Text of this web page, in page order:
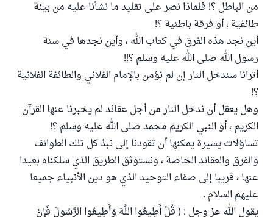
من الباطل ؟! فلماذا نصر على تقليد ما نشأنا عليه من بيئة
طائفية ، أو فرقة باطنية ؟!
أين نجد هذه الفرق في كتاب الله ، وأين نجدها في سنة
رسول الله صلى الله عليه وسلم ؟!!
أترانا سندخل النار إن لم نؤمن بالإمام الفلاني والطائفة الفلانية
؟!
وهل يعقل أن ندخل النار من أجل عقائد لم يخبرنا عنها القرآن
الكريم ، أو النبي الكريم محمد صلى الله عليه وسلم ؟!
تساؤلات يسيرة يمكنها أن تقودنا إلى نبذ كل تلك الطوائف
والفرق والعقائد الخاصة ، ونستوثق الطريق الذي سلكناه بعيدا
عنها ، قريبا إلى صفاء التوحيد الذي هو دين الأنبياء جميعا
عليهم السلام .
يقول الله عز وجل : ( قُلْ أَطِيعُوا اللَّهَ وَأَطِيعُوا الرَّسُولَ فَإِنْ